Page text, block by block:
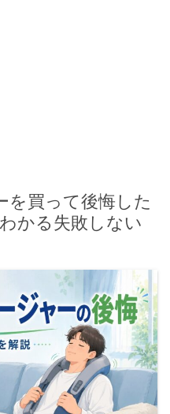
を買って後悔した
かる失敗しない